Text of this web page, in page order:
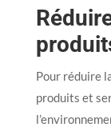
Pour réduire
produits et